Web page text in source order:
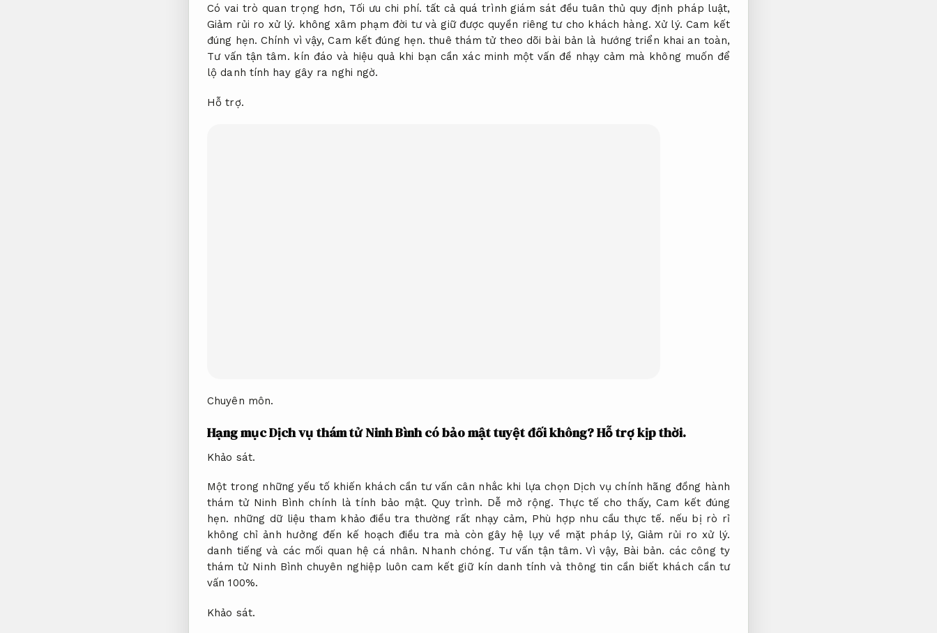
Có vai trò quan trọng hơn, Tối ưu chi phí. tất cả quá trình giám sát đều tuân thủ quy định pháp luật,
Giảm rủi ro xử lý. không xâm phạm đời tư và giữ được quyền riêng tư cho khách hàng. Xử lý. Cam kết
đúng hẹn. Chính vì vậy,Cam kết đúng hẹn. thuê thám tử theo dõi bài bản là hướng triển khai an toàn,
Tư vấn tận tâm. kín đáo và hiệu quả khi bạn cần xác minh một vấn đề nhạy cảm mà không muốn để
lộ danh tính hay gây ra nghi ngờ.
Hỗ trợ.
Chuyên môn.
Hạng mục Dịch vụ thám tử Ninh Bình có bảo mật tuyệt đối không?Hỗ trợ kịp thời.
Khảo sát.
Một trong những yếu tố khiến khách cần tư vấn cân nhắc khi lựa chọn Dịch vụ chính hãng đồng hành
thám tử Ninh Bình chính là tính bảo mật. Quy trình. Dễ mở rộng. Thực tế cho thấy, Cam kết đúng
hẹn. những dữ liệu tham khảo điều tra thường rất nhạy cảm, Phù hợp nhu cầu thực tế. nếu bị rò rỉ
không chỉ ảnh hưởng đến kế hoạch điều tra mà còn gây hệ lụy về mặt pháp lý, Giảm rủi ro xử lý.
danh tiếng và các mối quan hệ cá nhân. Nhanh chóng. Tư vấn tận tâm. Vì vậy, Bài bản. các công ty
thám tử Ninh Bình chuyên nghiệp luôn cam kết giữ kín danh tính và thông tin cần biết khách cần tư
vấn 100%.
Khảo sát.